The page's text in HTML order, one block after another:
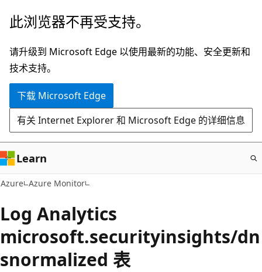
跳
主
要
内
此浏览器不再受支持。
请升级到 Microsoft Edge 以使用最新的功能、安全更新和
技术支持。
下载 Microsoft Edge
有关 Internet Explorer 和 Microsoft Edge 的详细信息
Learn
Azure Azure Monitor
Log Analytics
microsoft.securityinsights/dn
snormalized 表